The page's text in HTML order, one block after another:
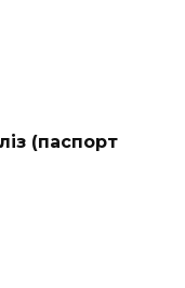
(паспорт